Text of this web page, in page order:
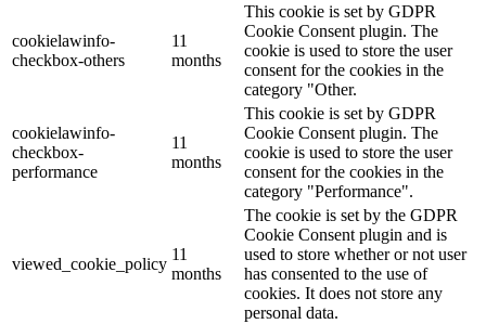
cookielawinfo-
checkbox-others
11
months
This cookie is set by GDPR
Cookie Consent plugin. The
cookie is used to store the user
consent for the cookies in the
category "Other.
cookielawinfo-
checkbox-
performance
11
months
This cookie is set by GDPR
Cookie Consent plugin. The
cookie is used to store the user
consent for the cookies in the
category "Performance".
viewed_cookie_policy
11
months
The cookie is set by the GDPR
Cookie Consent plugin and is
used to store whether or not user
has consented to the use of
cookies. It does not store any
personal data.